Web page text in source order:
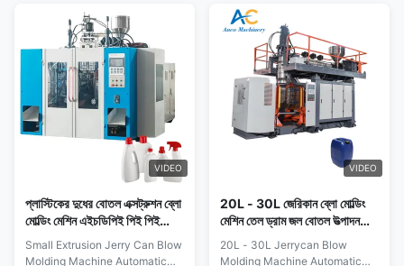
VIDEO
প্লাস্টিকের দুধের বোতল এক্সট্রুশন ব্লো
মোল্ডিং মেশিন এইচডিপিই পিই পিই
রোটারি ব্লো মোল্ডিং মেশিন
Small Extrusion Jerry Can Blow
Molding Machine Automatic
VIDEO
20L - 30L জেরিকান ব্লো মোল্ডিং
মেশিন তেল ড্রাম জল বোতল উত্পাদন
লাইন
20L - 30L Jerrycan Blow
Molding Machine Automatic